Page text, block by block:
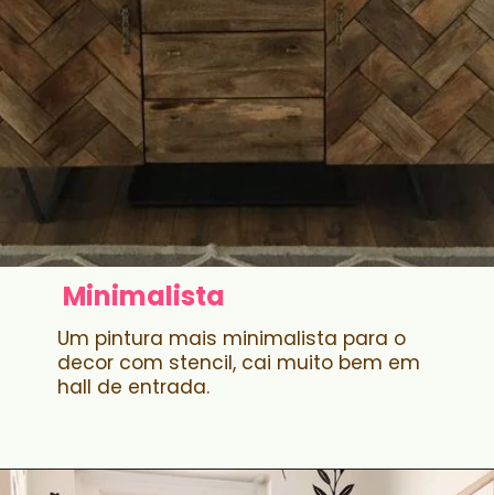
Minimalista
Um pintura mais minimalista para o
decor com stencil, cai muito bem em
hall de entrada.